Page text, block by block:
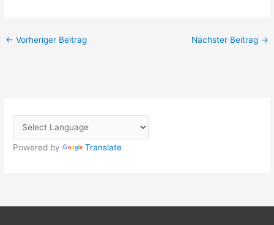
← Vorheriger Beitrag Nächster Beitrag →
Powered by Translate